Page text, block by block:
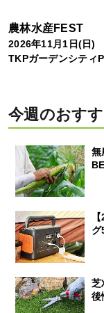
農林水産FEST
2026年11月1日(日)
TKPガーデンシティ
今週のおす
無
芝
後